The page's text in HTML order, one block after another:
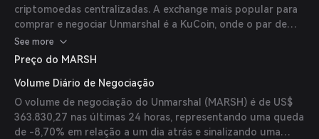
criptomoedas centralizadas. A exchange mais popular para
comprar e negociar Unmarshal é a KuCoin, onde o par de
negociação mais ativo MARSH/USDT teve um volume de
negociação de US$ 26.800,16 nas últimas 24 horas. Outras
opções populares incluem MEXC e Gate.
See more
Preço do MARSH
Volume Diário de Negociação
O volume de negociação do Unmarshal (MARSH) é de US$
363.830,27 nas últimas 24 horas, representando uma queda
de -8,70% em relação a um dia atrás e sinalizando uma